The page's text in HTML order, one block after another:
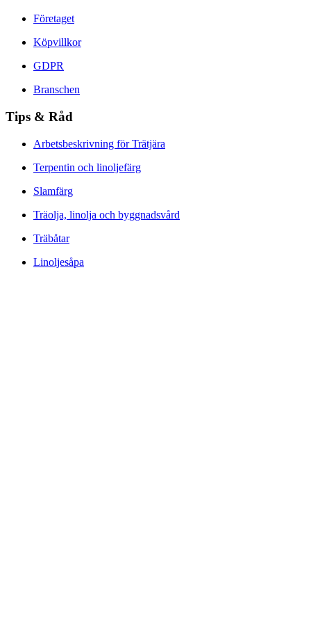
Företaget
Köpvillkor
GDPR
Branschen
Tips & Råd
Arbetsbeskrivning för Trätjära
Terpentin och linoljefärg
Slamfärg
Träolja, linolja och byggnadsvård
Träbåtar
Linoljesåpa